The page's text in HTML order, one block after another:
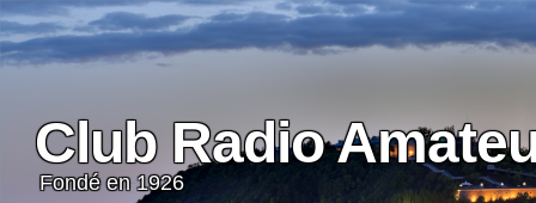
Club Radio
Fondé en 1926